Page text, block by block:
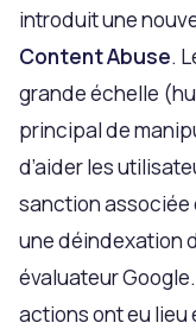
introduit une
Content Abuse.
grande échelle
principal de
d’aider les
sanction associée
une déindexation
évaluateur
actions ont eu lieu